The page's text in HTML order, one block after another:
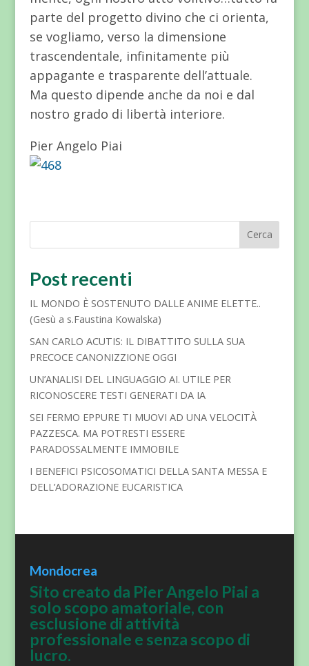
parte del progetto divino che ci orienta,
se vogliamo, verso la dimensione
trascendentale, infinitamente più
appagante e trasparente dell’attuale.
Ma questo dipende anche da noi e dal
nostro grado di libertà interiore.
Pier Angelo Piai
Cerca
Post recenti
IL MONDO È SOSTENUTO DALLE ANIME ELETTE..
(Gesù a s.Faustina Kowalska)
SAN CARLO ACUTIS: IL DIBATTITO SULLA SUA
PRECOCE CANONIZZIONE OGGI
UN’ANALISI DEL LINGUAGGIO AI. UTILE PER
RICONOSCERE TESTI GENERATI DA IA
SEI FERMO EPPURE TI MUOVI AD UNA VELOCITÀ
PAZZESCA. MA POTRESTI ESSERE
PARADOSSALMENTE IMMOBILE
I BENEFICI PSICOSOMATICI DELLA SANTA MESSA E
DELL’ADORAZIONE EUCARISTICA
Mondocrea
Sito creato da Pier Angelo Piai a
solo scopo amatoriale, con
esclusione di attività
professionale e senza scopo di
lucro.